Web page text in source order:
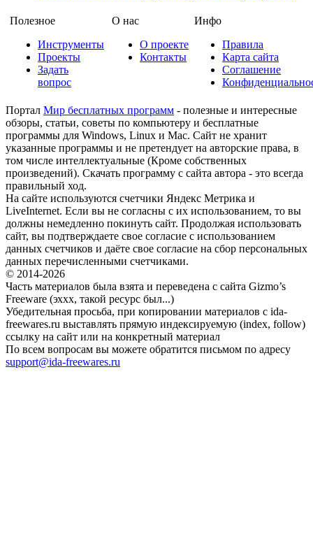
Полезное
Инструменты
Проекты
Задать
вопрос
О нас
О проекте
Контакты
Инфо
Правила
Карта сайта
Соглашение
Портал Мир бесплатных программ - полезные и интересные
обзоры, статьи, советы по компьютеру и бесплатные
программы для Windows, Linux и Mac. Сайт не хранит
указанные программы и не претендует на авторские права, в
том числе интеллектуальные (Кроме собственных
произведений). Скачать программу с сайта автора - это всегда
правильный ход.
На сайте используются счетчики Яндекс Метрика и
LiveInternet. Если вы не согласны с их использованием, то вы
должны немедленно покинуть сайт. Продолжая использовать
сайт, вы подтверждаете свое согласие с использованием
данных счетчиков и даёте свое согласие на сбор персональных
данных перечисленными счетчиками.
© 2014-2026
Часть материалов была взята и переведена с сайта Gizmo’s
Freeware (эххх, такой ресурс был...)
Убедительная просьба, при копировании материалов с ida-
freewares.ru выставлять прямую индексируемую (index, follow)
ссылку на сайт или на конкретный материал
По всем вопросам вы можете обратится письмом по адресу
support@ida-freewares.ru